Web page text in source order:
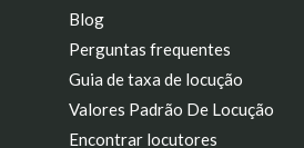
Blog
Perguntas frequentes
Guia de taxa de locução
Valores Padrão De Locução
Encontrar locutores